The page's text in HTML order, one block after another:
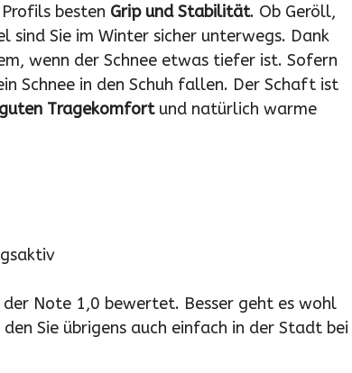
besten Grip und Stabilität. Ob Geröll,
sind Sie im Winter sicher unterwegs. Dank
wenn der Schnee etwas tiefer ist. Sofern
Schnee in den Schuh fallen. Der Schaft ist
guten Tragekomfortund natürlich warme
Note 1,0 bewertet. Besser geht es wohl
Sie übrigens auch einfach in der Stadt bei